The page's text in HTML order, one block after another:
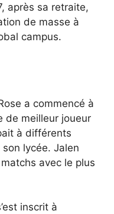
après sa retraite,
de masse à
campus.
a commencé à
de meilleur joueur
à différents
lycée. Jalen
avec le plus
inscrit à